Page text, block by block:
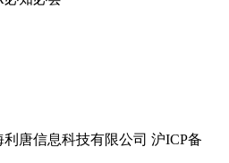
利唐信息科技有限公司 沪ICP备